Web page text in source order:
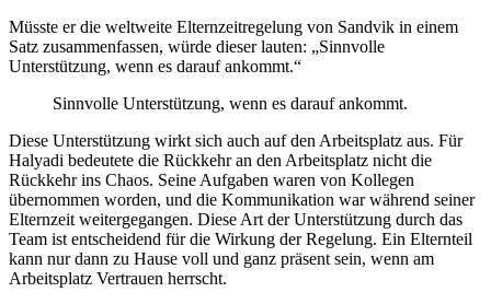
Müsste er die weltweite Elternzeitregelung von Sandvik in einem
Satz zusammenfassen, würde dieser lauten: „Sinnvolle
Unterstützung, wenn es darauf ankommt.“
Sinnvolle Unterstützung, wenn es darauf ankommt.
Diese Unterstützung wirkt sich auch auf den Arbeitsplatz aus. Für
Halyadi bedeutete die Rückkehr an den Arbeitsplatz nicht die
Rückkehr ins Chaos. Seine Aufgaben waren von Kollegen
übernommen worden, und die Kommunikation war während seiner
Elternzeit weitergegangen. Diese Art der Unterstützung durch das
Team ist entscheidend für die Wirkung der Regelung. Ein Elternteil
kann nur dann zu Hause voll und ganz präsent sein, wenn am
Arbeitsplatz Vertrauen herrscht.